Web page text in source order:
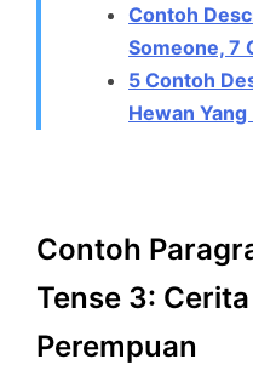
Contoh
Someone, 7
5 Contoh
Hewan
Contoh
Tense 3:
Perempuan